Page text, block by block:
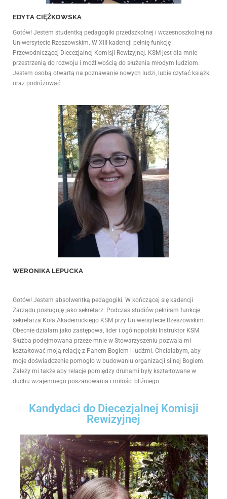
EDYTA CIĘŻKOWSKA
Gotów! Jestem studentką pedagogiki przedszkolnej i wczesnoszkolnej na
Uniwersytecie Rzeszowskim. W XIII kadencji pełnię funkcję
Przewodniczącej Diecezjalnej Komisji Rewizyjnej. KSM jest dla mnie
przestrzenią do rozwoju i możliwością do służenia młodym ludziom.
Jestem osobą otwartą na poznawanie nowych ludzi, lubię czytać książki
oraz podróżować.
WERONIKA LEPUCKA
Gotów! Jestem absolwentką pedagogiki. W kończącej się kadencji
Zarządu posługuję jako sekretarz. Podczas studiów pełniłam funkcję
sekretarza Koła Akademickiego KSM przy Uniwersytecie Rzeszowskim.
Obecnie działam jako zastępowa, lider i ogólnopolski Instruktor KSM.
Służba podejmowana przeze mnie w Stowarzyszeniu pozwala mi
kształtować moją relację z Panem Bogiem i ludźmi. Chciałabym, aby
moje doświadczenie pomogło w budowaniu organizacji silnej Bogiem.
Zależy mi także aby relacje pomiędzy druhami były kształtowane w
duchu wzajemnego poszanowania i miłości bliźniego.
Kandydaci do Diecezjalnej Komisji
Rewizyjnej